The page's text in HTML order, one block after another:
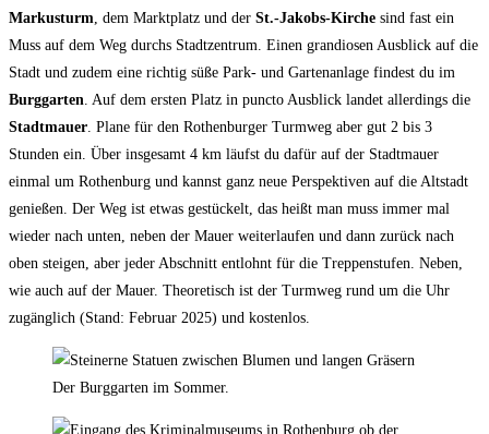
Markusturm , dem Marktplatz und der St.-Jakobs-Kirche sind fast ein
Muss auf dem Weg durchs Stadtzentrum. Einen grandiosen Ausblick auf die
Stadt und zudem eine richtig süße Park- und Gartenanlage findest du im
Burggarten . Auf dem ersten Platz in puncto Ausblick landet allerdings die
Stadtmauer . Plane für den Rothenburger Turmweg aber gut 2 bis 3
Stunden ein. Über insgesamt 4 km läufst du dafür auf der Stadtmauer
einmal um Rothenburg und kannst ganz neue Perspektiven auf die Altstadt
genießen. Der Weg ist etwas gestückelt, das heißt man muss immer mal
wieder nach unten, neben der Mauer weiterlaufen und dann zurück nach
oben steigen, aber jeder Abschnitt entlohnt für die Treppenstufen. Neben,
wie auch auf der Mauer. Theoretisch ist der Turmweg rund um die Uhr
zugänglich (Stand: Februar 2025) und kostenlos.
Der Burggarten im Sommer.